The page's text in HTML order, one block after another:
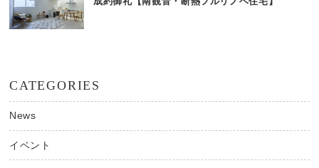
CATEGORIES
News
イベント